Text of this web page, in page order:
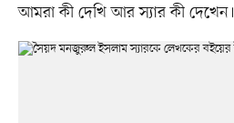
আমরা কী দেখি আর স্যার কী দেখেন।